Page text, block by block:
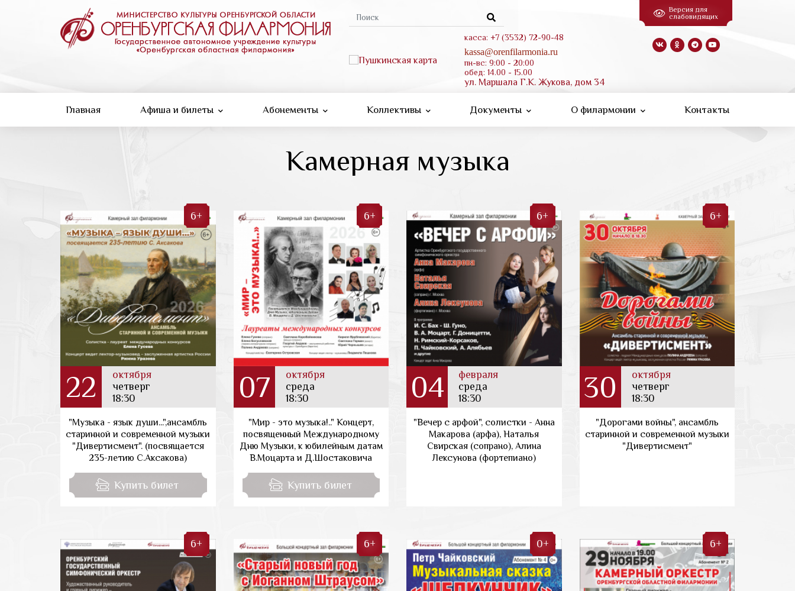
Форма
касса: +7 (3532) 72-90-48
kassa@orenfilarmonia.ru
пн-вс: 9:00 - 20:00
обед: 14.00 - 15.00
ул. Маршала Г.К. Жукова, дом 34
Версия для
слабовидящих
Главная Афиша и билеты Абонементы Коллективы Документы О филармонии Контакты
Камерная музыка
6+
22
октября
четверг
18:30
"Музыка - язык души...",ансамбль
старинной и современной музыки
"Дивертисмент". (посвящается
235-летию С.Аксакова)
Купить билет
6+
07
октября
среда
18:30
"Мир - это музыка!.." Концерт,
посвященный Международному
Дню Музыки, к юбилейным датам
В.Моцарта и Д.Шостаковича
Купить билет
6+
04
февраля
среда
18:30
"Вечер с арфой", солистки - Анна
Макарова (арфа), Наталья
Свирская (сопрано), Алина
Лексунова (фортепиано)
6+
30
октября
четверг
18:30
"Дорогами войны", ансамбль
старинной и современной музыки
"Дивертисмент"
6+ 6+ 0+ 6+